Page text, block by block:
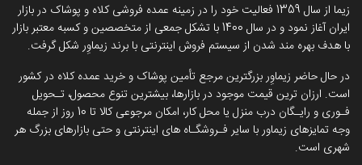
زیما از سال 1359 فعالیت خود را در زمینه عمده فروشی کلاه و پوشاک در بازار
ایران آغاز نمود و در سال 1400 با تشکل جمعی از متخصصین و کسبه معتبر بازار
با هدف بهره مند شدن از سیستم فروش اینترنتی با برند زیماوِر شکل گرفت.
در حال حاضر زیماوِر بزرگترین مرجع تأمین پوشاک و خرید عمده کلاه در کشور
است. ارزان ترین قیمت موجود در بازارها، بیشترین تنوع محصول، تـحویل
فـوری و رایـگان درب منزل یا محل کار، امکان مرجوعی کالا تا 10 روز از جمله
وجه تمایزهای زیماور با سایر فـروشگـاه های اینترنتی و حتی بازارهای بزرگ هر
شهری است.